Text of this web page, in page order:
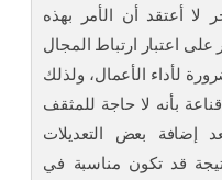
لا أعتقد أن الأمر بهذه
اعتبار ارتباط المجال
لأداء الأعمال، ولذلك
بأنه لا حاجة للمثقف
إضافة بعض التعديلات
قد تكون مناسبة في